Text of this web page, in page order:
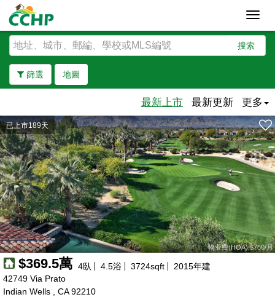
搜索
篩選 地圖
去除邊界
最新上市 最新更新 更多
已上市189天
物业费(HOA):$750/月
$369.5萬 4臥 4.5浴 3724sqft 2015年建
42749 Via Prato
Indian Wells , CA 92210